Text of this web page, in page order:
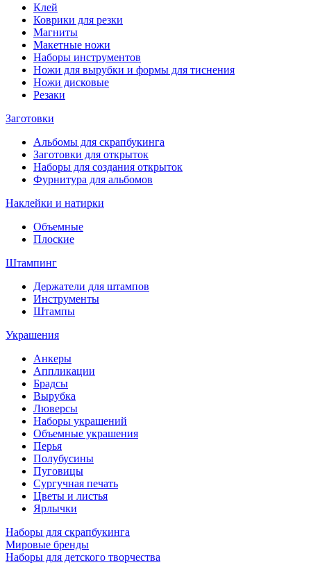
Клей
Коврики для резки
Магниты
Макетные ножи
Наборы инструментов
Ножи для вырубки и формы для тиснения
Ножи дисковые
Резаки
Заготовки
Альбомы для скрапбукинга
Заготовки для открыток
Наборы для создания открыток
Фурнитура для альбомов
Наклейки и натирки
Объемные
Плоские
Штампинг
Держатели для штампов
Инструменты
Штампы
Украшения
Анкеры
Аппликации
Брадсы
Вырубка
Люверсы
Наборы украшений
Объемные украшения
Перья
Полубусины
Пуговицы
Сургучная печать
Цветы и листья
Ярлычки
Наборы для скрапбукинга
Мировые бренды
Наборы для детского творчества